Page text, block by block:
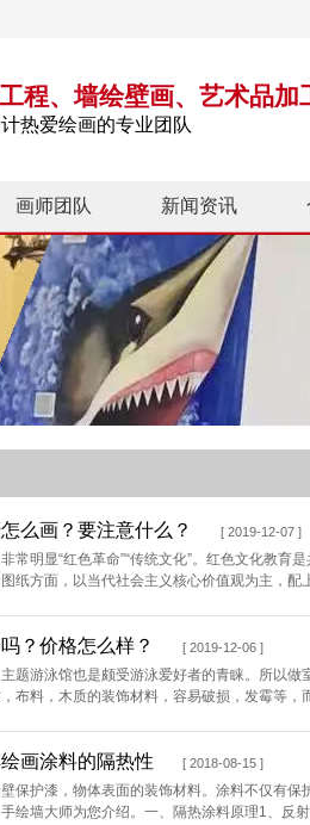
程、墙绘壁画、艺术品加
热爱绘画的专业团队
画师团队 新闻资讯
么画？要注意什么？ [ 2019-12-07 ]
常明显“红色革命”“传统文化”。红色文化教育
纸方面，以当代社会主义核心价值观为主，
？价格怎么样？ [ 2019-12-06 ]
题游泳馆也是颇受游泳爱好者的青睐。所以
布料，木质的装饰材料，容易破损，发霉等
画涂料的隔热性 [ 2018-08-15 ]
保护漆，物体表面的装饰材料。涂料不仅有
绘墙大师为您介绍。一、隔热涂料原理1、反